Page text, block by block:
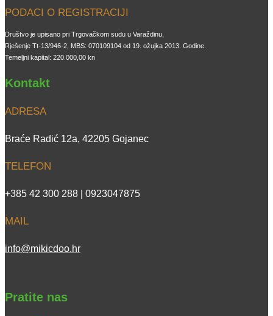
PODACI O REGISTRACIJI
Društvo je upisano pri Trgovačkom sudu u Varaždinu,
Rješenje Tt-13/946-2, MBS: 070109104 od 19. ožujka 2013. Godine.
Temeljni kapital: 220.000,00 kn
Kontakt
ADRESA
Braće Radić 12a, 42205 Gojanec
TELEFON
+385 42 300 288 | 0923047875
MAIL
info@mikicdoo.hr
Pratite nas